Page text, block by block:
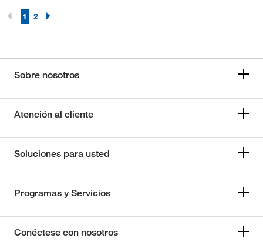
1 2
Sobre nosotros
Atención al cliente
Soluciones para usted
Programas y Servicios
Conéctese con nosotros